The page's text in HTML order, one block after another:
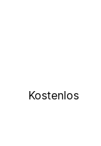
Kostenlos